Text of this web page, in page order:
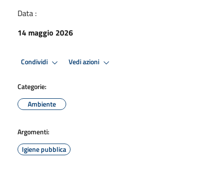
Data :
14 maggio 2026
Condividi Vedi azioni
Categorie:
Ambiente
Argomenti:
Igiene pubblica